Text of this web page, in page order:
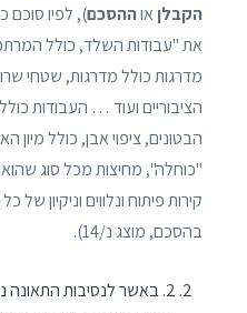
הקבלן אוההסכם), לפיו סוכם
את "עבודות השלד, כולל
מדרגות כולל מדרגות, שטחי
הציבוריים ועוד … העבודות
הבטונים, ציפוי אבן, כולל מיון
"כוחלה", מחיצות מכל סוג
קירות פיתוח ונלווים וניקיון
בהסכם, מוצג נ/14).
2. באשר לנסיבות התאונה